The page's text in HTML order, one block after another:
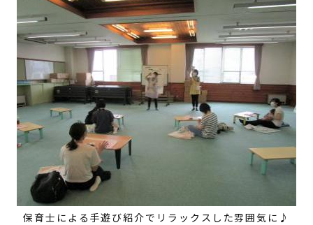
保育士による手遊び紹介でリラックスした雰囲気に♪